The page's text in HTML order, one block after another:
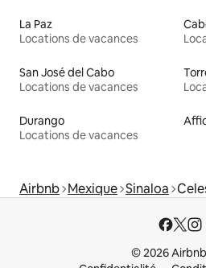
La Paz
Locations de vacances
San José del Cabo
Locations de vacances
Durango
Locations de vacances
Airbnb Mexique Sinaloa
© 2026